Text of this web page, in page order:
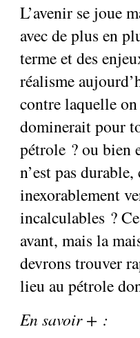
L’avenir se joue
avec de plus en
terme et des
réalisme
contre laquelle
dominerait pour
pétrole ? ou bien
n’est pas
inexorablement
incalculables ?
avant, mais la
devrons trouver
lieu au pétrole
En savoir + :